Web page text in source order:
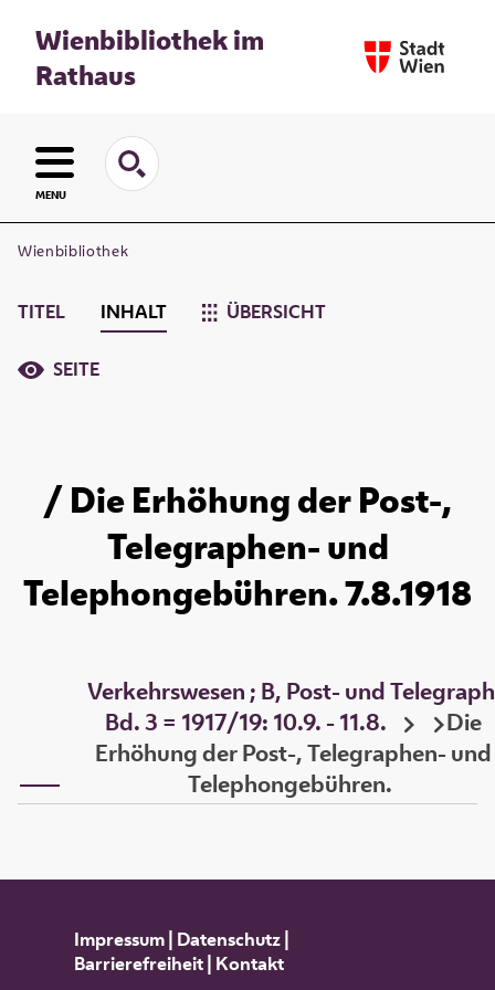
Wienbibliothek im
Rathaus
MENU
Wienbibliothek
TITEL INHALT ÜBERSICHT
SEITE
/ Die Erhöhung der Post-,
Telegraphen- und
Telephongebühren. 7.8.1918
Verkehrswesen ; B, Post- und
Bd. 3 = 1917/19: 10.9. - 11.8.
Die
Erhöhung der Post-, Telegraphen- und
Telephongebühren.
Impressum| Datenschutz|
Barrierefreiheit| Kontakt